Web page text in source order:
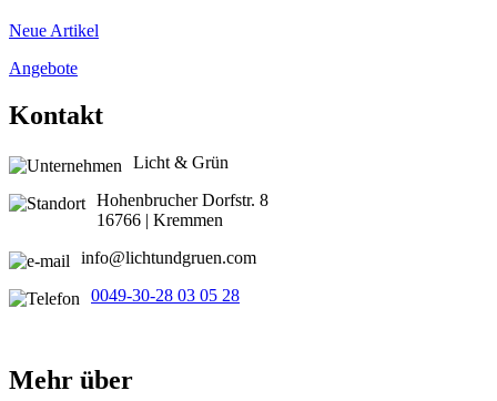
Neue Artikel
Angebote
Kontakt
Licht & Grün
Hohenbrucher Dorfstr. 8
16766 | Kremmen
info@lichtundgruen.com
0049-30-28 03 05 28
Mehr über